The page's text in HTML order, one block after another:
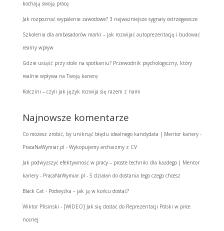
kochają swoją pracę
Jak rozpoznać wypalenie zawodowe? 3 najważniejsze sygnały ostrzegawcze
Szkolenia dla ambasadorów marki – jak rozwijać autoprezentację i budować
realny wpływ
Gdzie usiąść przy stole na spotkaniu? Przewodnik psychologiczny, który
realnie wpływa na Twoją karierę
Kołczini – czyli jak język rozwija się razem z nami
Najnowsze komentarze
Co możesz zrobić, by uniknąć błędu idealnego kandydata | Mentor kariery -
PracaNaWymiar.pl - Wykopujemy archaizmy z CV
Jak podwyższyć efektywność w pracy – proste techniki dla każdego | Mentor
kariery - PracaNaWymiar.pl - 5 działań do dostania tego czego chcesz
Black Cat- Podwyżka – jak ją w końcu dostać?
Wiktor Plisinski - [WIDEO] Jak się dostać do Reprezentacji Polski w piłce
nożnej